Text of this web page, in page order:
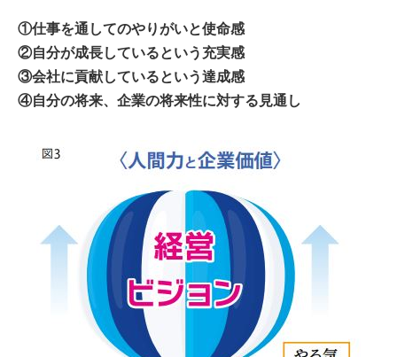
①仕事を通してのやりがいと使命感
②自分が成長しているという充実感
③会社に貢献しているという達成感
④自分の将来、企業の将来性に対する見通し